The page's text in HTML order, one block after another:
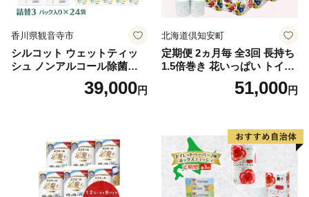
香川県観音寺市
シルコット ウェットティッ
シュ ノンアルコール除菌詰
替（43枚×3P）×24袋 日用品
おもちゃ 拭き取り 手拭き 外
39,000円
北海道倶知安町
定期便 2ヵ月毎 全3回 長持ち
1.5倍巻き 花いっぱい トイレ
ットペーパー ダブル 45ｍ 計
72ロール 全18種 花柄 プリン
ー 消耗品 備蓄 送料無料 北海
道 倶知安町 日用品
51,000円